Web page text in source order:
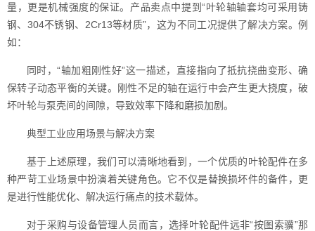
量，更是机械强度的保证。产品卖点中提到“叶轮轴轴套均可采用铸
钢、304不锈钢、2Cr13等材质”，这为不同工况提供了解决方案。例
如：
同时，“轴加粗刚性好”这一描述，直接指向了抵抗挠曲变形、确
保转子动态平衡的关键。刚性不足的轴在运行中会产生更大挠度，破
坏叶轮与泵壳间的间隙，导致效率下降和磨损加剧。
典型工业应用场景与解决方案
基于上述原理，我们可以清晰地看到，一个优质的叶轮配件在多
种严苛工业场景中扮演着关键角色。它不仅是替换损坏件的备件，更
是进行性能优化、解决运行痛点的技术载体。
对于采购与设备管理人员而言，选择叶轮配件远非“按图索骥”那